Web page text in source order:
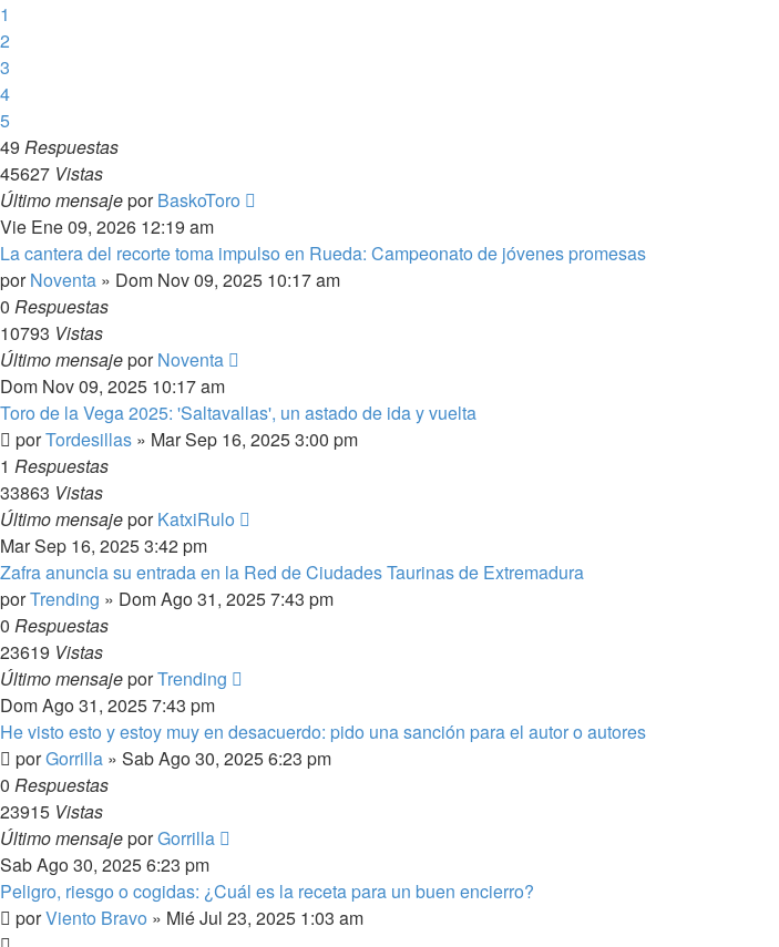
1
2
3
4
5
49 Respuestas
45627 Vistas
Último mensajeporBaskoToro
Vie Ene 09, 2026 12:19 am
La cantera del recorte toma impulso en Rueda: Campeonato de jóvenes promesas
porNoventa » Dom Nov 09, 2025 10:17 am
0 Respuestas
10793 Vistas
Último mensajeporNoventa
Dom Nov 09, 2025 10:17 am
Toro de la Vega 2025: 'Saltavallas', un astado de ida y vuelta
porTordesillas » Mar Sep 16, 2025 3:00 pm
1 Respuestas
33863 Vistas
Último mensajeporKatxiRulo
Mar Sep 16, 2025 3:42 pm
Zafra anuncia su entrada en la Red de Ciudades Taurinas de Extremadura
porTrending » Dom Ago 31, 2025 7:43 pm
0 Respuestas
23619 Vistas
Último mensajeporTrending
Dom Ago 31, 2025 7:43 pm
He visto esto y estoy muy en desacuerdo: pido una sanción para el autor o autores
porGorrilla » Sab Ago 30, 2025 6:23 pm
0 Respuestas
23915 Vistas
Último mensajeporGorrilla
Sab Ago 30, 2025 6:23 pm
Peligro, riesgo o cogidas: ¿Cuál es la receta para un buen encierro?
porViento Bravo » Mié Jul 23, 2025 1:03 am